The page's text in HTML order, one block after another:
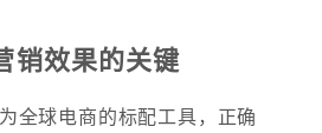
销效果的关键
全球电商的标配工具，正确